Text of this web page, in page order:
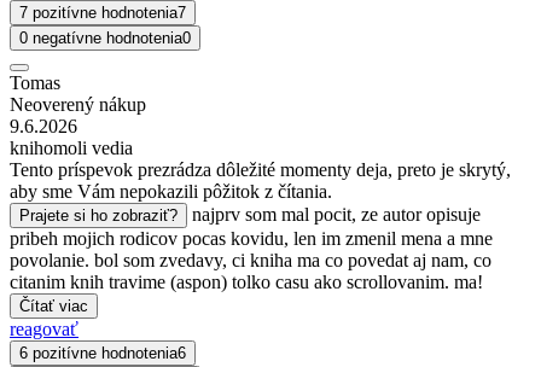
7 pozitívne hodnotenia7
0 negatívne hodnotenia0
Tomas
Neoverený nákup
9.6.2026
knihomoli vedia
Tento príspevok prezrádza dôležité momenty deja, preto je skrytý,
aby sme Vám nepokazili pôžitok z čítania.
Prajete si ho zobraziť?
najprv som mal pocit, ze autor opisuje
pribeh mojich rodicov pocas kovidu, len im zmenil mena a mne
povolanie. bol som zvedavy, ci kniha ma co povedat aj nam, co
citanim knih travime (aspon) tolko casu ako scrollovanim. ma!
Čítať viac
reagovať
6 pozitívne hodnotenia6